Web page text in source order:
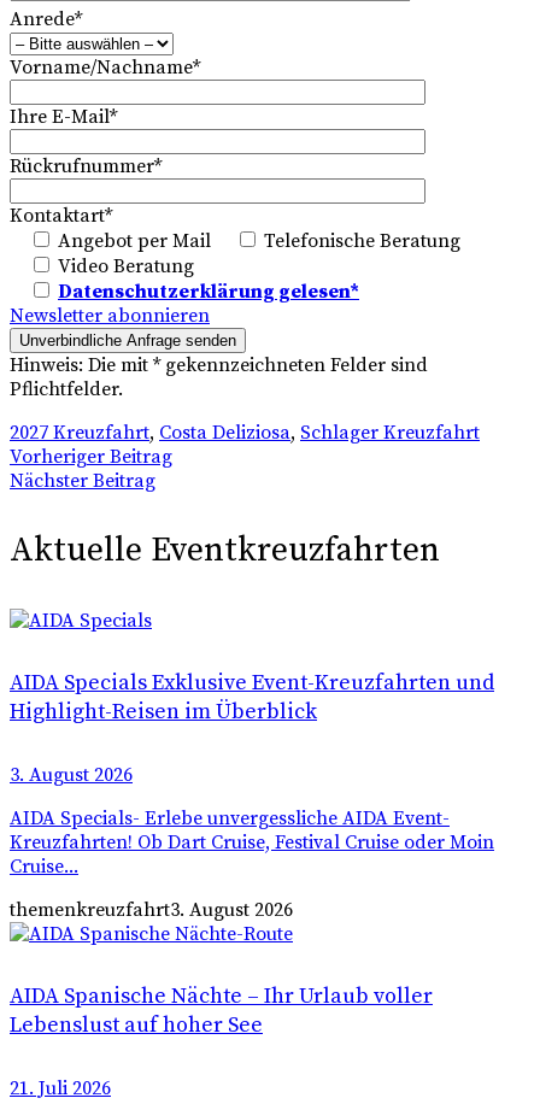
Anrede*
Vorname/Nachname*
Ihre E-Mail*
Rückrufnummer*
Kontaktart*
Angebot per Mail
Telefonische Beratung
Video Beratung
Datenschutzerklärung gelesen*
Newsletter abonnieren
Hinweis: Die mit * gekennzeichneten Felder sind
Pflichtfelder.
2027 Kreuzfahrt, Costa Deliziosa, Schlager Kreuzfahrt
Vorheriger Beitrag
Nächster Beitrag
Aktuelle Eventkreuzfahrten
AIDA Specials Exklusive Event-Kreuzfahrten und
Highlight-Reisen im Überblick
3. August 2026
AIDA Specials- Erlebe unvergessliche AIDA Event-
Kreuzfahrten! Ob Dart Cruise, Festival Cruise oder Moin
Cruise...
themenkreuzfahrt3. August 2026
AIDA Spanische Nächte – Ihr Urlaub voller
Lebenslust auf hoher See
21. Juli 2026